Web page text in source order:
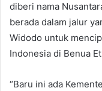
diberi nama
berada dalam jalur
Widodo untuk
Indonesia di Benua
“Baru ini ada